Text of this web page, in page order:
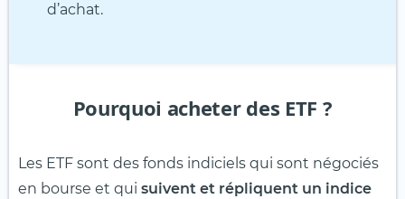
d’achat.
Pourquoi acheter des ETF ?
Les ETF sont des fonds indiciels qui sont négociés
en bourse et qui suivent et répliquent un indice